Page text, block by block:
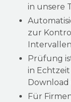
in unsere
zur
Intervallen
Prüfung
in
Für